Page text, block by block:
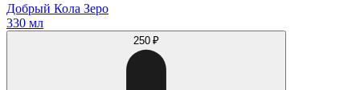
Добрый Кола Зеро
330 мл
250 ₽